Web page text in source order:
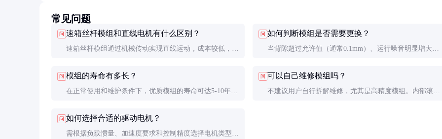
常见问题
问 速箱丝杆模组和直线电机有什么区别？
速箱丝杆模组通过机械传动实现直线运动，成本较低，维
价格昂贵，适合超高速、超高精度场合。
问 如何判断模组是否需要更换？
当背隙超过允许值（通常0.1mm）、运行噪音明显增大或
有效的预防手段。
问 模组的寿命有多长？
在正常使用和维护条件下，优质模组的寿命可达5-10年或
问 可以自己维修模组吗？
不建议用户自行拆解维修，尤其是高精度模组。内部滚珠
问 如何选择合适的驱动电机？
需根据负载惯量、加速度要求和控制精度选择电机类型和